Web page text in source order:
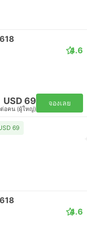
4.6
USD 69
ต่อคน (ผู้ใหญ่)
จองเลย
69
4.6